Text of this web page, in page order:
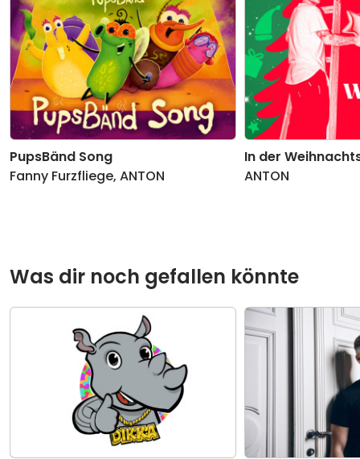
PupsBänd Song
Fanny Furzfliege, ANTON
In der
ANTON
Was dir noch gefallen könnte